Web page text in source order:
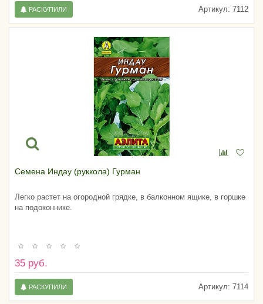
Артикул: 7112
РАСКУПИЛИ
Семена Индау (руккола) Гурман
Легко растет на огородной грядке, в балконном ящике, в горшке
на подоконнике.
35 руб.
Артикул: 7114
РАСКУПИЛИ